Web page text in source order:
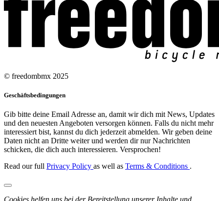
© freedombmx 2025
Geschäftsbedingungen
Gib bitte deine Email Adresse an, damit wir dich mit News, Updates
und den neuesten Angeboten versorgen können. Falls du nicht mehr
interessiert bist, kannst du dich jederzeit abmelden. Wir geben deine
Daten nicht an Dritte weiter und werden dir nur Nachrichten
schicken, die dich auch interessieren. Versprochen!
Read our full Privacy Policy as well as Terms & Conditions .